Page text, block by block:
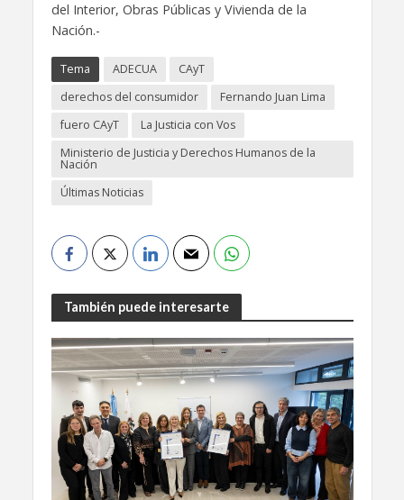
del Interior, Obras Públicas y Vivienda de la
Nación.-
Tema ADECUA
CAyT
derechos del consumidor
Fernando Juan Lima
fuero CAyT
La Justicia con Vos
Ministerio de Justicia y Derechos Humanos de la
Nación
Últimas Noticias
También puede interesarte